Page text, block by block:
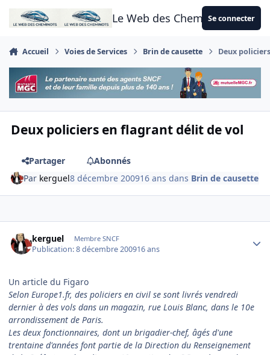
Aller au contenu
Le Web des CheminotsSe connecter
Accueil Voies de Services Brin de causette Deux
Deux policiers en flagrant délit de vol
Partager
Abonnés
Par kerguel8 décembre 200916 ans dans Brin de causette
kerguel Membre SNCF
Publication:8 décembre 200916 ans
Un article du Figaro
Selon Europe1.fr, des policiers en civil se sont livrés vendredi
dernier à des vols dans un magazin, rue Louis Blanc, dans le 10e
arrondissement de Paris.
Les deux fonctionnaires, dont un brigadier-chef, âgés d'une
trentaine d'années font partie de la Direction du Renseignement